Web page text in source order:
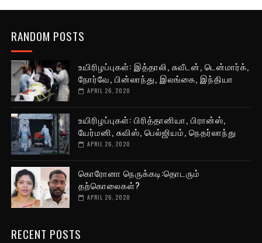
RANDOM POSTS
உயிரிழப்புகள்: இத்தாலி, சுவீடன், டென்மார்க்,
நோர்வே, பின்லாந்து, இலங்கை, இந்தியா
APRIL 26, 2020
உயிரிழப்புகள்: பிரித்தானியா, பிரான்ஸ்,
யேர்மனி, சுவிஸ், பெல்ஜியம், நெதர்லாந்து
APRIL 26, 2020
கொரோனா நெருக்கடி:தொடரும்
தற்கொலைகள்?
APRIL 26, 2020
RECENT POSTS